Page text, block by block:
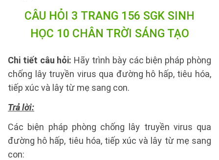
CÂU HỎI 3 TRANG 156 SGK SINH
HỌC 10 CHÂN TRỜI SÁNG TẠO
Chi tiết câu hỏi: Hãy trình bày các biện pháp phòng
chống lây truyền virus qua đường hô hấp, tiêu hóa,
tiếp xúc và lây từ mẹ sang con.
Trả lời:
Các biện pháp phòng chống lây truyền virus qua
đường hô hấp, tiêu hóa, tiếp xúc và lây từ mẹ sang
con: